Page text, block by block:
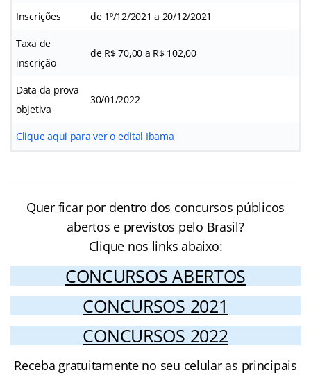
Inscrições de 1º/12/2021 a 20/12/2021
Taxa de
inscrição
de R$ 70,00 a R$ 102,00
Data da prova
objetiva
30/01/2022
Clique aqui para ver o edital Ibama
Quer ficar por dentro dos concursos públicos
abertos e previstos pelo Brasil?
Clique nos links abaixo:
CONCURSOS ABERTOS
CONCURSOS 2021
CONCURSOS 2022
Receba gratuitamente no seu celular as principais